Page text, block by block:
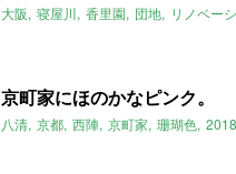
大阪 寝屋川 香里園 団地 リノベー
京町家にほのかなピンク。
八清 京都 西陣 京町家 珊瑚色